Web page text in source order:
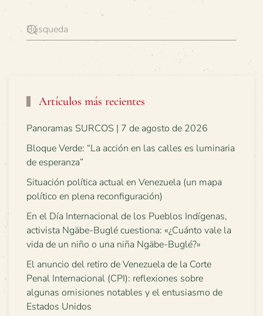
Artículos más recientes
Panoramas SURCOS | 7 de agosto de 2026
Bloque Verde: “La acción en las calles es luminaria
de esperanza”
Situación política actual en Venezuela (un mapa
político en plena reconfiguración)
En el Día Internacional de los Pueblos Indígenas,
activista Ngäbe-Buglé cuestiona: «¿Cuánto vale la
vida de un niño o una niña Ngäbe-Buglé?»
El anuncio del retiro de Venezuela de la Corte
Penal Internacional (CPI): reflexiones sobre
algunas omisiones notables y el entusiasmo de
Estados Unidos